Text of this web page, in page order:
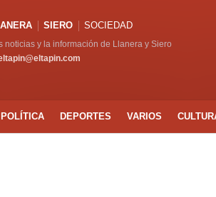
SIERO SOCIEDAD
noticias y la información de Llanera y Siero
POLÍTICA DEPORTES VARIOS